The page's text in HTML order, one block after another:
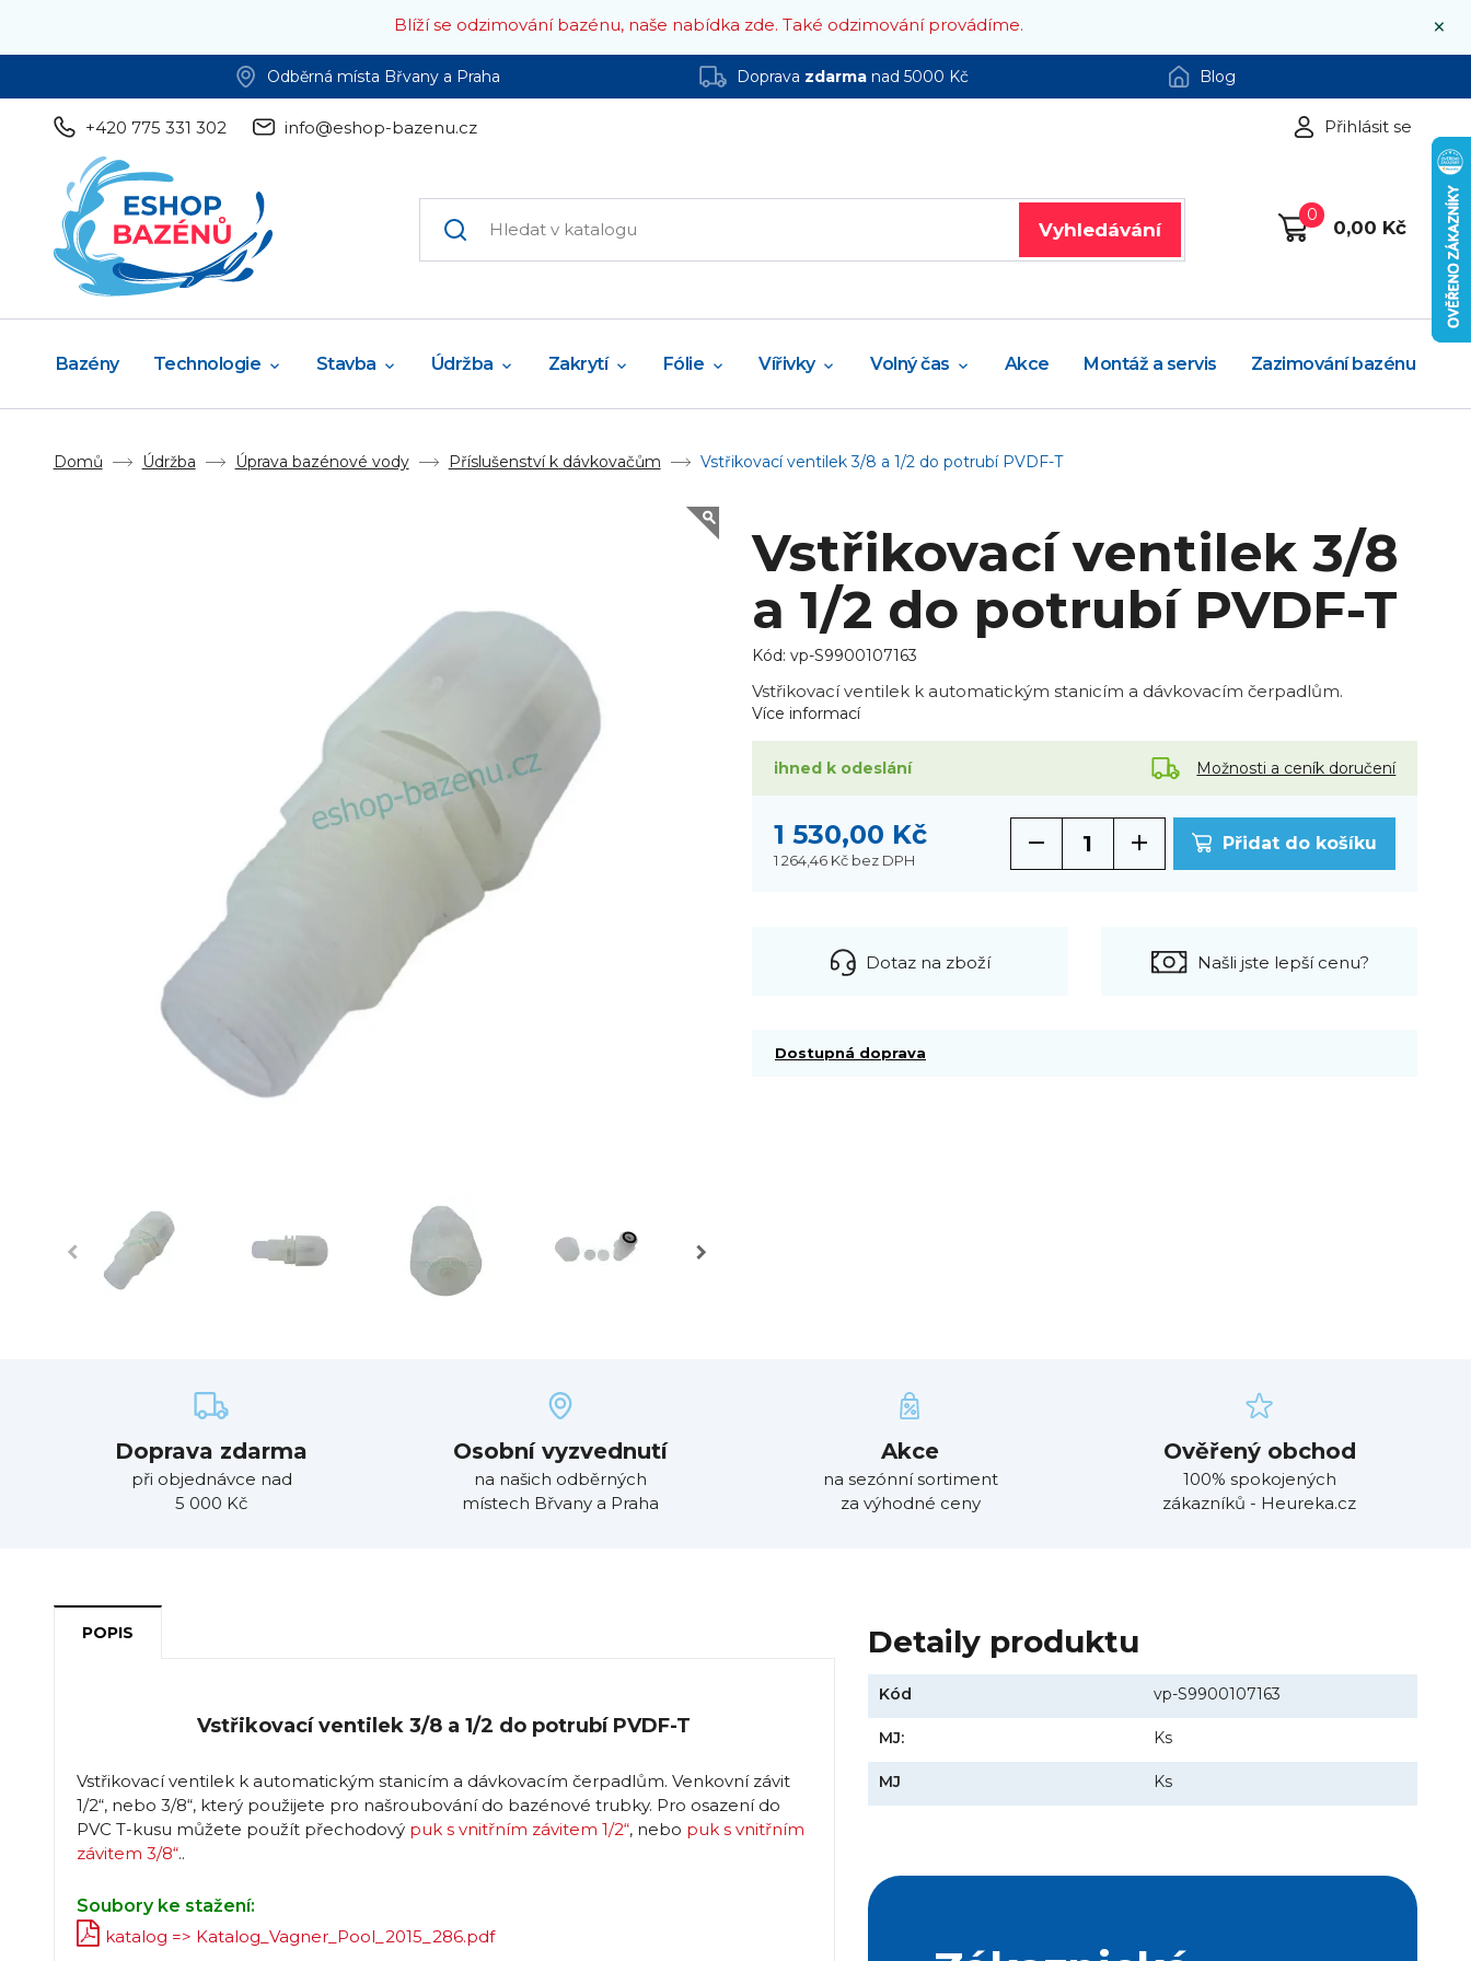
×
Blíží se odzimování bazénu, naše nabídka zde. Také odzimování provádíme.
Odběrná místa Břvany a Praha Doprava zdarmanad 5000 Kč Blog
+420 775 331 302 info@eshop-bazenu.cz Přihlásit se
Vyhledávání
0
0,00 Kč
Bazény Technologie Stavba Údržba Zakrytí Fólie Vířivky Volný čas Akce Montáž a servis Zazimování bazénu
Domů Údržba Úprava bazénové vody Příslušenství k dávkovačům Vstřikovací ventilek 3/8 a 1/2 do potrubí PVDF-T
Vstřikovací ventilek 3/8
a 1/2 do potrubí PVDF-T
Kód: vp-S9900107163
Vstřikovací ventilek k automatickým stanicím a dávkovacím čerpadlům.
Více informací
ihned k odeslání Možnosti a ceník doručení
1 530,00 Kč
1 264,46 Kč bez DPH
Přidat do košíku
Dotaz na zboží Našli jste lepší cenu?
Dostupná doprava
Doprava zdarma
při objednávce nad
5 000 Kč
Osobní vyzvednutí
na našich odběrných
místech Břvany a Praha
Akce
na sezónní sortiment
za výhodné ceny
Ověřený obchod
100% spokojených
zákazníků - Heureka.cz
POPIS
Vstřikovací ventilek 3/8 a 1/2 do potrubí PVDF-T
Vstřikovací ventilek k automatickým stanicím a dávkovacím čerpadlům. Venkovní závit
1/2“, nebo 3/8“, který použijete pro našroubování do bazénové trubky. Pro osazení do
PVC T-kusu můžete použít přechodový puk s vnitřním závitem 1/2“, nebo puk s vnitřním
závitem 3/8“..
Soubory ke stažení:
katalog => Katalog_Vagner_Pool_2015_286.pdf
Detaily produktu
Kód vp-S9900107163
MJ: Ks
MJ Ks